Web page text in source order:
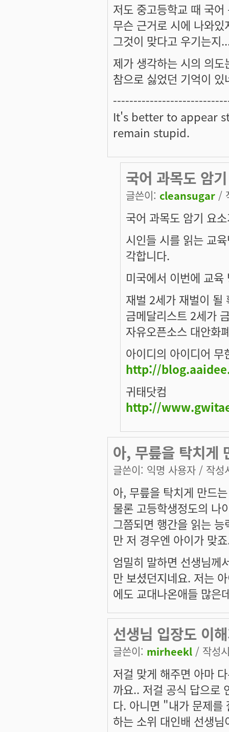
저도 중고등학교 때 국
무슨 근거로 시에 나와
그것이 맞다고 우기는지
제가 생각하는 시의 의
참으로 싫었던 기억이 있
It's better to appear
remain stupid.
국어 과목도 암
글쓴이: cleansugar /
국어 과목도 암기 요
시인들 시를 읽는 교
각합니다.
미국에서 이번에 교
재벌 2세가 재벌이 될
금메달리스트 2세가
자유오픈소스 대안화
아이디의 아이디어 무
http://
귀태닷컴
http://
아, 무릎을 탁치게
글쓴이: 익명 사용자 / 작성
아, 무릎을 탁치게 만드
물론 고등학생정도의 나
그쯤되면 행간을 읽는
만 저 경우엔 아이가 맞
엄밀히 말하면 선생님께
만 보셨던지네요. 저는
에도 교대나온애들 많은
선생님 입장도 이
글쓴이: mirheekl / 작성
저걸 맞게 해주면 아마
까요.. 저걸 공식 답으로
다. 아니면 "내가 문제를
하는 소위 대인배 선생